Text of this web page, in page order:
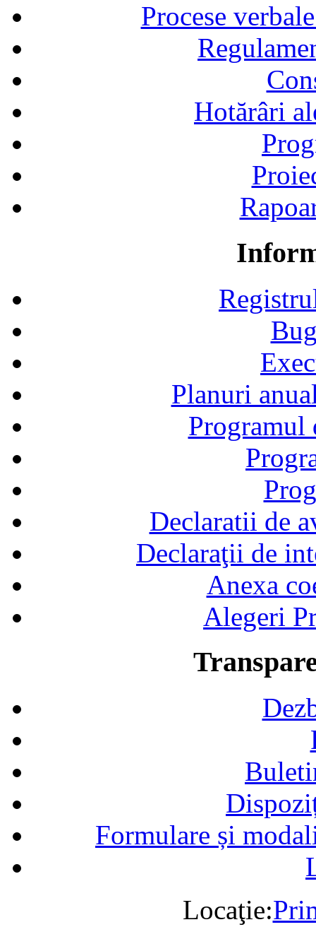
Procese
Hotărâri
Planuri
Declaratii de
Declaraţii de
Anexa
Alegeri
Formulare și
Locaţie: